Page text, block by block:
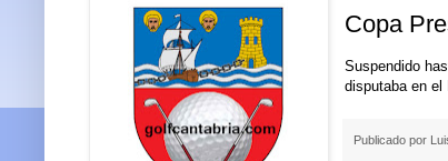
Copa
Suspendido
disputaba en el
Publicado por